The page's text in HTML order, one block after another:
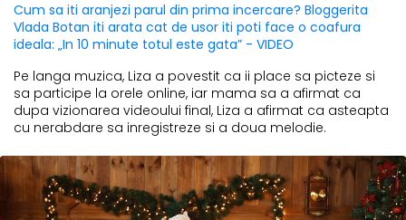
Cum sa iti aranjezi parul din prima incercare? Bloggerita
Vlada Botan iti arata cat de usor iti poti face o coafura
ideala: „In 10 minute totul este gata” - VIDEO
Pe langa muzica, Liza a povestit ca ii place sa picteze si
sa participe la orele online, iar mama sa a afirmat ca
dupa vizionarea videoului final, Liza a afirmat ca asteapta
cu nerabdare sa inregistreze si a doua melodie.